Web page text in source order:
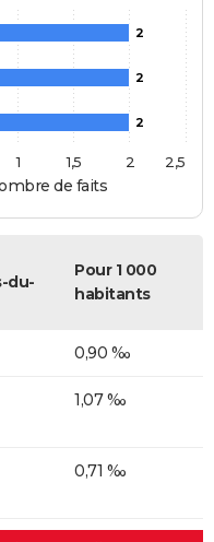
de faits
2
2
2
1 1,5 2 2,5
du-
Pour 1 000
habitants
0,90 ‰
1,07 ‰
0,71 ‰